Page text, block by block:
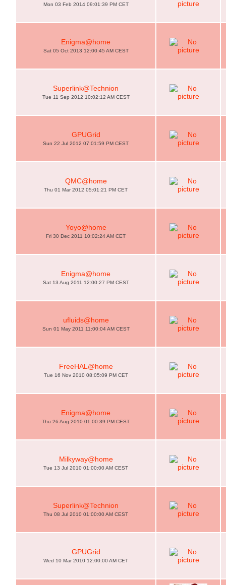
Mon 03 Feb 2014 09:01:39 PM CET
Enigma@home
Sat 05 Oct 2013 12:00:45 AM CEST
Superlink@Technion
Tue 11 Sep 2012 10:02:12 AM CEST
GPUGrid
Sun 22 Jul 2012 07:01:59 PM CEST
QMC@home
Thu 01 Mar 2012 05:01:21 PM CET
Yoyo@home
Fri 30 Dec 2011 10:02:24 AM CET
Enigma@home
Sat 13 Aug 2011 12:00:27 PM CEST
ufluids@home
Sun 01 May 2011 11:00:04 AM CEST
FreeHAL@home
Tue 16 Nov 2010 08:05:09 PM CET
Enigma@home
Thu 26 Aug 2010 01:00:39 PM CEST
Milkyway@home
Tue 13 Jul 2010 01:00:00 AM CEST
Superlink@Technion
Thu 08 Jul 2010 01:00:00 AM CEST
GPUGrid
Wed 10 Mar 2010 12:00:00 AM CET